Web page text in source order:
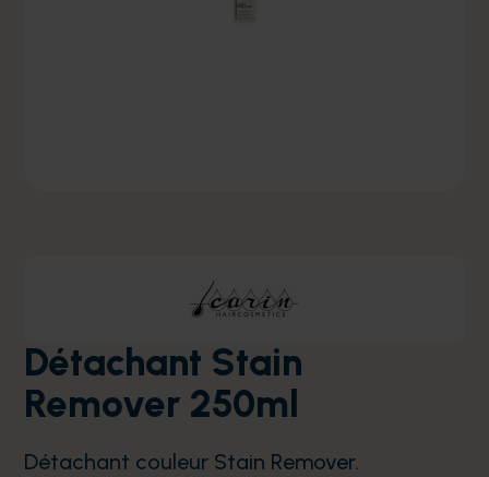
Détachant Stain
Remover 250ml
Détachant couleur Stain Remover.